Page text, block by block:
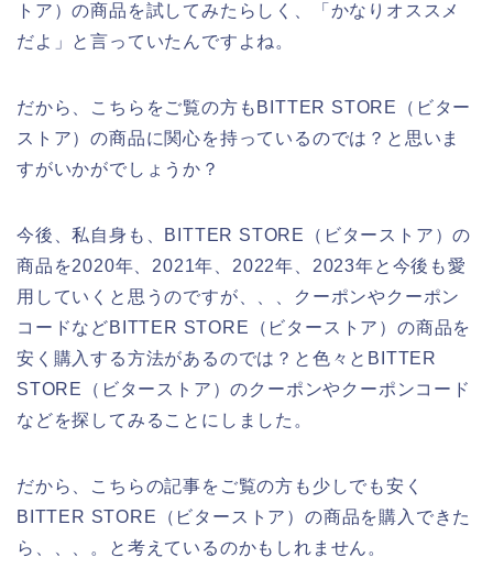
トア）の商品を試してみたらしく、「かなりオススメ
だよ」と言っていたんですよね。
だから、こちらをご覧の方もBITTER STORE（ビター
ストア）の商品に関心を持っているのでは？と思いま
すがいかがでしょうか？
今後、私自身も、BITTER STORE（ビターストア）の
商品を2020年、2021年、2022年、2023年と今後も愛
用していくと思うのですが、、、クーポンやクーポン
コードなどBITTER STORE（ビターストア）の商品を
安く購入する方法があるのでは？と色々とBITTER
STORE（ビターストア）のクーポンやクーポンコード
などを探してみることにしました。
だから、こちらの記事をご覧の方も少しでも安く
BITTER STORE（ビターストア）の商品を購入できた
ら、、、。と考えているのかもしれません。